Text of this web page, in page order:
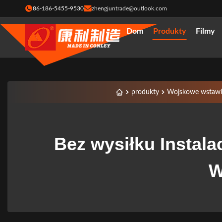
86-186-5455-9530 zhengjuntrade@outlook.com
Dom Produkty Filmy
produkty Wojskowe
Bez wysiłku